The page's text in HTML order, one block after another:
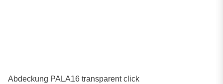
Abdeckung PALA16 transparent click